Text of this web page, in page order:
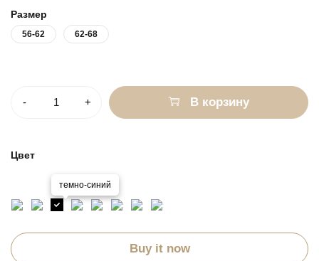
Размер
56-62 62-68
В корзину
Цвет
темно-синий
Buy it now